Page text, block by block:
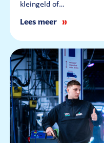
kleingeld of…
Lees meer